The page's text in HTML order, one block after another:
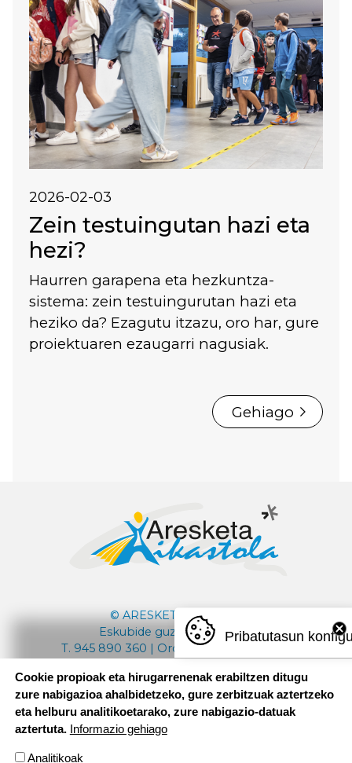
2026-02-03
Zein testuingutan hazi eta
hezi?
Haurren garapena eta hezkuntza-
sistema: zein testuingurutan hazi eta
heziko da? Ezagutu itzazu, oro har, gure
proiektuaren ezaugarri nagusiak.
Gehiago
© ARESKETA IKASTOLA
Eskubide guztiak bere esku
T. 945 890 360 | Ordutegia: 08:30 - 18:00
aresketaikastola@aresketaikastola.eus
Pribatutasun
Cookie propioak eta hirugarrenenak erabiltzen ditugu
zure nabigazioa ahalbidetzeko, gure zerbitzuak aztertzeko
eta helburu analitikoetarako, zure nabigazio-datuak
aztertuta. Informazio gehiago
Analitikoak